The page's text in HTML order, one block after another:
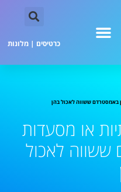
כרטיסים | מלונות
באמסטרדם ששווה לאכול בהן
או מסעדות
לאכול